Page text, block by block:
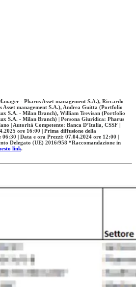
- Pharus Asset management S.A.), Riccardo
management S.A.), Andrea Guitta (Portfolio
S.A. - Milan Branch), William Trevisan (Portfolio
S.A. - Milan Branch) | Persona Giuridica: Pharus
| Autorità Competente: Banca D’Italia, CSSF |
ore 16:00 | Prima diffusione della
06:30 | Data e ora Prezzi: 07.04.2024 ore 12:00 |
Delegato (UE) 2016/958 “Raccomandazione in
link.